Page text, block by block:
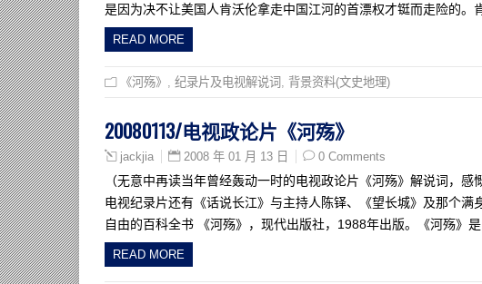
是因为决不让美国人肯沃伦拿走中国江河的首漂权才铤而走险的。
READ MORE
《河殇》 纪录片及电视解说词 背景资料(文史地理)
20080113/电视政论片《河殇》
jackjia 2008 年 01 月 13 日 0 Comments
（无意中再读当年曾经轰动一时的电视政论片《河殇》解说词，
电视纪录片还有《话说长江》与主持人陈铎、《望长城》及那个满
自由的百科全书 《河殇》，现代出版社，1988年出版。《河殇》
READ MORE